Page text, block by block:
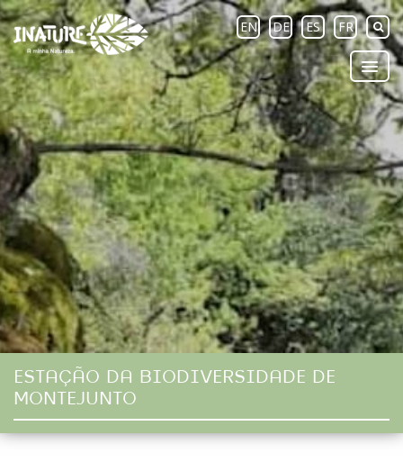
EN DE ES FR
ESTAÇÃO DA BIODIVERSIDADE DE
MONTEJUNTO